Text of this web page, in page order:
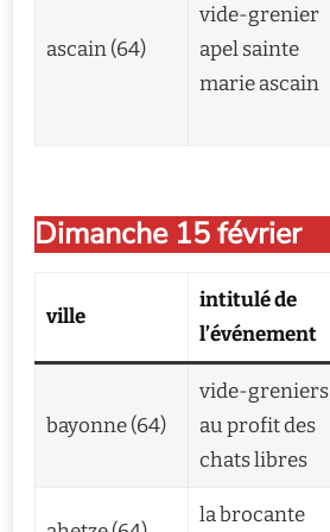
ascain (64)
vide-grenier
apel sainte
marie ascain
Dimanche 15 février
ville
intitulé de
l’événement
bayonne (64)
vide-greniers
au profit des
chats libres
la brocante